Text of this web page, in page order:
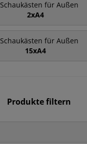
Schaukästen für Außen
2xA4
Schaukästen für Außen
15xA4
Produkte filtern